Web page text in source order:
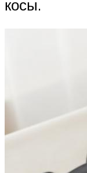
косы.